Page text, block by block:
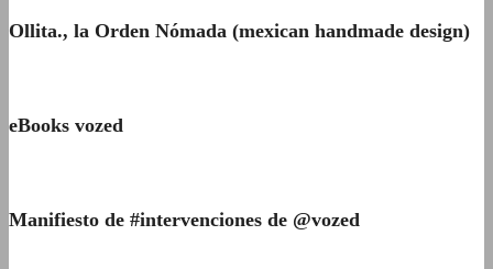
Ollita., la Orden Nómada (mexican handmade design)
eBooks vozed
Manifiesto de #intervenciones de @vozed